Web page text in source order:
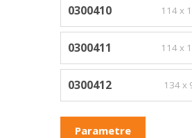
0300410 114 x
0300411 114 x
0300412 134 x
Parametre